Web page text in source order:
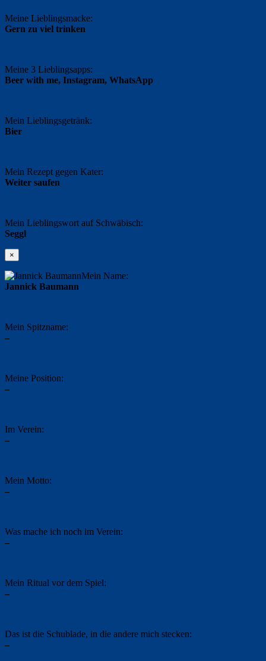
Meine Lieblingsmacke:
Gern zu viel trinken
Meine 3 Lieblingsapps:
Beer with me, Instagram, WhatsApp
Mein Lieblingsgetränk:
Bier
Mein Rezept gegen Kater:
Weiter saufen
Mein Lieblingswort auf Schwäbisch:
Seggl
×
Mein Name:
Jannick Baumann
Mein Spitzname:
–
Meine Position:
–
Im Verein:
–
Mein Motto:
–
Was mache ich noch im Verein:
–
Mein Ritual vor dem Spiel:
–
Das ist die Schublade, in die andere mich stecken:
–